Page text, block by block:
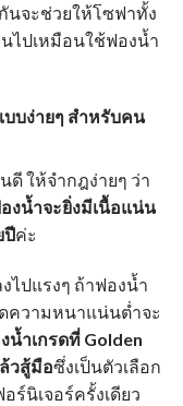
นจะช่วยให้โซฟาทั้ง
ไปเหมือนใช้ฟองน้ำ
บบง่ายๆ สำหรับคน
ให้จำกฎง่ายๆ ว่า
งน้ำจะยิ่งมีเนื้อแน่น
ปีค่ะ
ไปแรงๆ ถ้าฟองน้ำ
ความหนาแน่นต่ำจะ
น้ำเกรดที่ Golden
วสู้มือซึ่งเป็นตัวเลือก
นิเจอร์ครั้งเดียว